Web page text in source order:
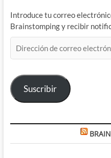
Introduce tu correo
Brainstomping y recibir
de
electrónico
Suscribir